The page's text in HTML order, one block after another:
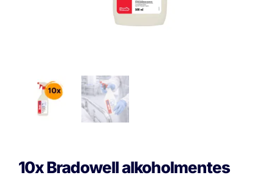
10x Bradowell alkoholmentes